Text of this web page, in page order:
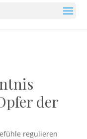
der
regulieren